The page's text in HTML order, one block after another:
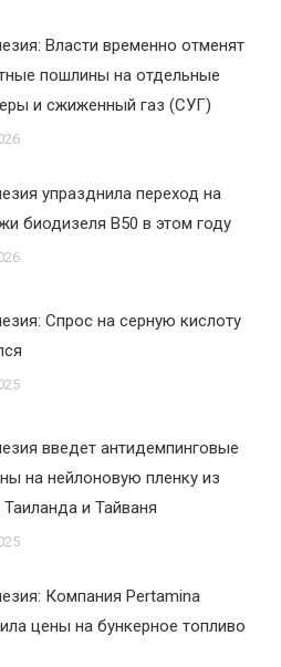
Власти временно отменят
пошлины на отдельные
и сжиженный газ (СУГ)
упразднила переход на
биодизеля B50 в этом году
Спрос на серную кислоту
введет антидемпинговые
на нейлоновую пленку из
Таиланда и Тайваня
Компания Pertamina
цены на бункерное топливо